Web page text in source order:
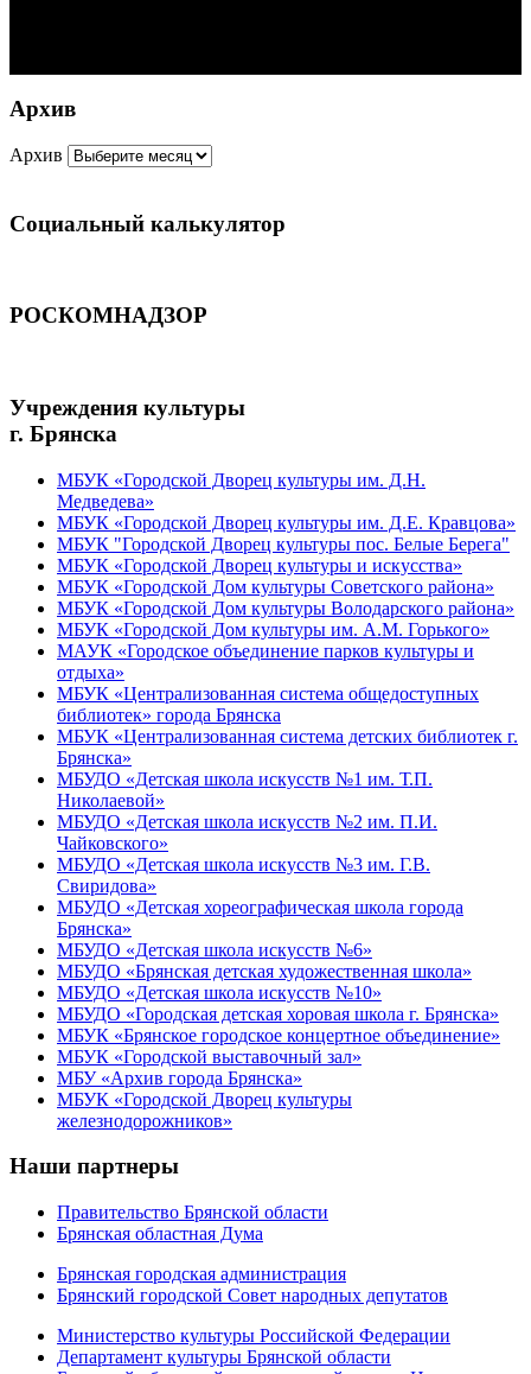
Архив
Архив
Социальный калькулятор
РОСКОМНАДЗОР
Учреждения культуры
г. Брянска
МБУК «Городской Дворец культуры им. Д.Н.
Медведева»
МБУК «Городской Дворец культуры им. Д.Е. Кравцова»
МБУК "Городской Дворец культуры пос. Белые Берега"
МБУК «Городской Дворец культуры и искусства»
МБУК «Городской Дом культуры Советского района»
МБУК «Городской Дом культуры Володарского района»
МБУК «Городской Дом культуры им. А.М. Горького»
МАУК «Городское объединение парков культуры и
отдыха»
МБУК «Централизованная система общедоступных
библиотек» города Брянска
МБУК «Централизованная система детских библиотек г.
Брянска»
МБУДО «Детская школа искусств №1 им. Т.П.
Николаевой»
МБУДО «Детская школа искусств №2 им. П.И.
Чайковского»
МБУДО «Детская школа искусств №3 им. Г.В.
Свиридова»
МБУДО «Детская хореографическая школа города
Брянска»
МБУДО «Детская школа искусств №6»
МБУДО «Брянская детская художественная школа»
МБУДО «Детская школа искусств №10»
МБУДО «Городская детская хоровая школа г. Брянска»
МБУК «Брянское городское концертное объединение»
МБУК «Городской выставочный зал»
МБУ «Архив города Брянска»
МБУК «Городской Дворец культуры
железнодорожников»
Наши партнеры
Правительство Брянской области
Брянская областная Дума
Брянская городская администрация
Брянский городской Совет народных депутатов
Министерство культуры Российской Федерации
Департамент культуры Брянской области